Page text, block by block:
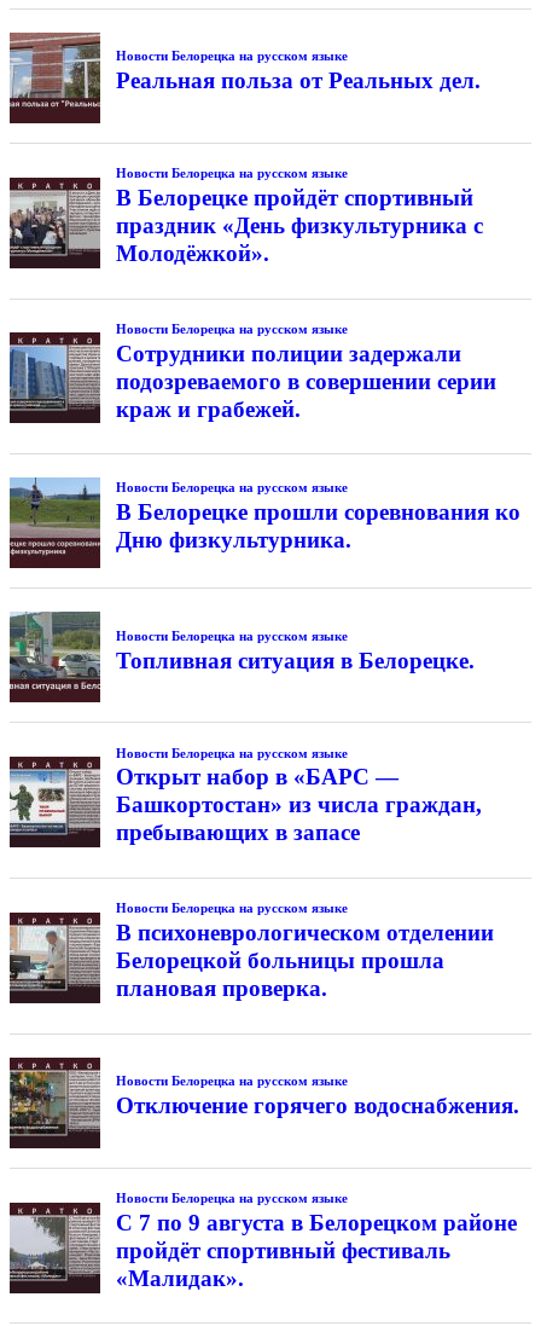
Новости Белорецка на русском языке
Реальная польза от Реальных дел.
Новости Белорецка на русском языке
В Белорецке пройдёт спортивный
праздник «День физкультурника с
Молодёжкой».
Новости Белорецка на русском языке
Сотрудники полиции задержали
подозреваемого в совершении серии
краж и грабежей.
Новости Белорецка на русском языке
В Белорецке прошли соревнования ко
Дню физкультурника.
Новости Белорецка на русском языке
Топливная ситуация в Белорецке.
Новости Белорецка на русском языке
Открыт набор в «БАРС —
Башкортостан» из числа граждан,
пребывающих в запасе
Новости Белорецка на русском языке
В психоневрологическом отделении
Белорецкой больницы прошла
плановая проверка.
Новости Белорецка на русском языке
Отключение горячего водоснабжения.
Новости Белорецка на русском языке
С 7 по 9 августа в Белорецком районе
пройдёт спортивный фестиваль
«Малидак».